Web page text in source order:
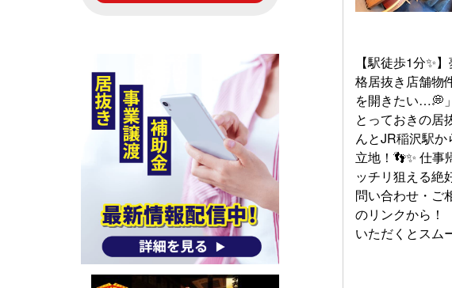
【駅徒歩1分✨
格居抜き店舗物
を開きたい…💭
とっておきの居
んとJR稲沢駅
立地！👣✨ 仕
ッチリ狙える絶
問い合わせ・ご
のリンクから！
いただくとスム